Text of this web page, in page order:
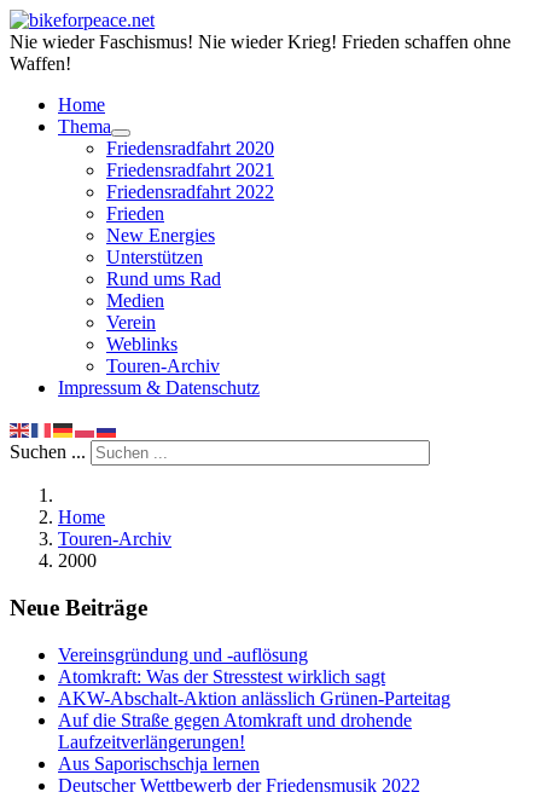
Nie wieder Faschismus! Nie wieder Krieg! Frieden schaffen ohne
Waffen!
Home
Thema
Friedensradfahrt 2020
Friedensradfahrt 2021
Friedensradfahrt 2022
Frieden
New Energies
Unterstützen
Rund ums Rad
Medien
Verein
Weblinks
Touren-Archiv
Impressum & Datenschutz
Suchen ...
Home
Touren-Archiv
2000
Neue Beiträge
Vereinsgründung und -auflösung
Atomkraft: Was der Stresstest wirklich sagt
AKW-Abschalt-Aktion anlässlich Grünen-Parteitag
Auf die Straße gegen Atomkraft und drohende
Laufzeitverlängerungen!
Aus Saporischschja lernen
Deutscher Wettbewerb der Friedensmusik 2022